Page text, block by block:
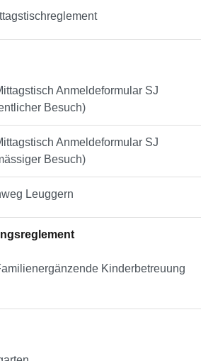
Anmeldeformular SJ
Besuch)
Anmeldeformular SJ
Besuch)
Leuggern
Kinderbetreuung